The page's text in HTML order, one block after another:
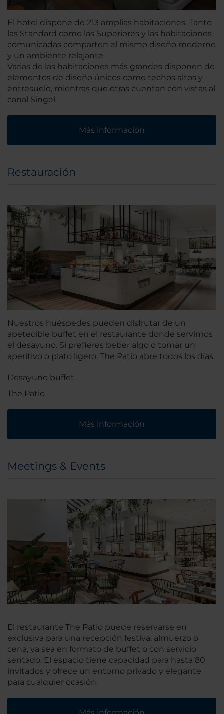
El hotel dispone de 213 amplias habitaciones. Tanto
las Standard como las Superiores y las habitaciones
comunicadas comparten el mismo diseño moderno
y un ambiente relajante.
Varias de las habitaciones más grandes disponen de
elementos de diseño únicos como techos altos y
entresuelo, mientras que otras cuentan con vistas al
canal Singel.
Más información
Restauración
Nuestros huéspedes pueden disfrutar de un
apetecible buffet en el restaurante donde servimos
el desayuno. Si prefieres beber algo o tomar un
aperitivo o plato ligero, The Patio abre todos los días.
Desayuno buffet
The Patio
Más información
Meetings & Events
El restaurante The Patio puede reservarse en
exclusiva para una recepción festiva, almuerzo o
cena, ya sea en formato de buffet o con servicio
sentado. El espacio tiene capacidad para hasta 80
invitados y ofrece un entorno privado y elegante
para cualquier ocasión.